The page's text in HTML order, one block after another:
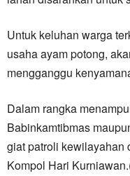
Untuk keluhan warga
usaha ayam potong,
mengganggu
Dalam rangka
Babinkamtibmas
giat patroli kewilayahan
Kompol Hari